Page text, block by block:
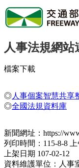
人事法規網站
檔案下載
◎人事個案智慧共享
◎全國法規資料庫
新聞網址：https://
列印時間：115-8-8 上
上架日期 107-02-12
資料維護單位：人事